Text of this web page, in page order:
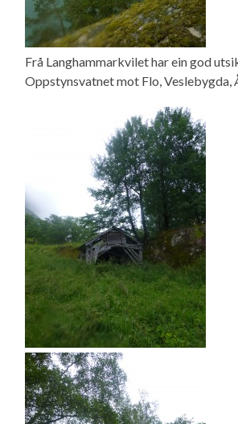
Frå Langhammarkvilet har ein god
Oppstynsvatnet mot Flo, Veslebygda,